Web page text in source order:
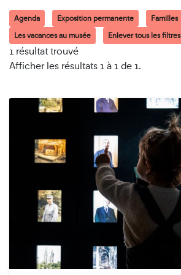
Agenda Exposition permanente
Familles
Les vacances au musée
Enlever tous les filtres
1 résultat trouvé
Afficher les résultats 1 à 1 de 1.